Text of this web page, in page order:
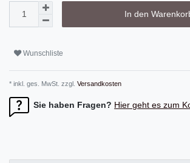
In den
Wunschliste
* inkl. ges. MwSt. zzgl. Versandkosten
Sie haben Fragen? Hier geht es zum